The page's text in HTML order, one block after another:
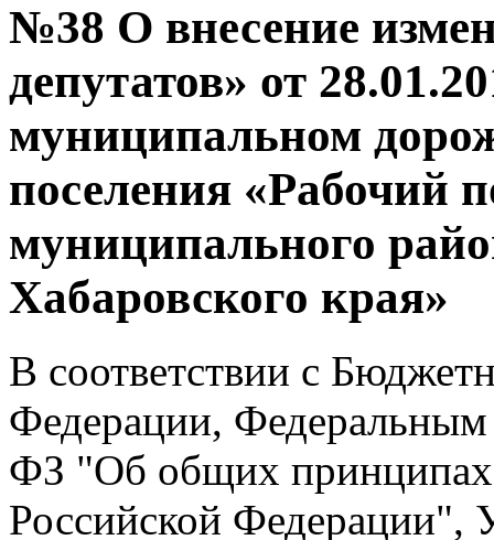
№38 О внесение
депутатов» от
муниципальном
поселения «Рабочий
муниципального
Хабаровского края»
В соответствии с
Федерации,
ФЗ "Об общих принципах
Российской Федерации",